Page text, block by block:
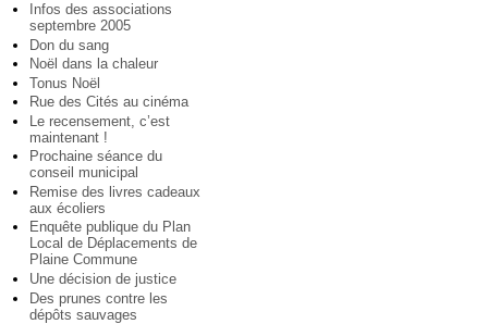
Infos des associations
septembre 2005
Don du sang
Noël dans la chaleur
Tonus Noël
Rue des Cités au cinéma
Le recensement, c’est
maintenant !
Prochaine séance du
conseil municipal
Remise des livres cadeaux
aux écoliers
Enquête publique du Plan
Local de Déplacements de
Plaine Commune
Une décision de justice
Des prunes contre les
dépôts sauvages